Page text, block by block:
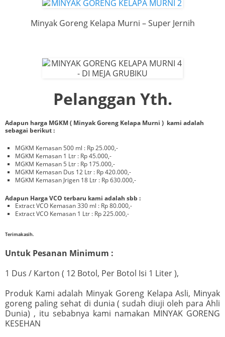
Minyak Goreng Kelapa Murni – Super Jernih
Pelanggan Yth.
Adapun harga MGKM ( Minyak Goreng Kelapa Murni ) kami adalah
sebagai berikut :
MGKM Kemasan 500 ml : Rp 25.000,-
MGKM Kemasan 1 Ltr : Rp 45.000,-
MGKM Kemasan 5 Ltr : Rp 175.000,-
MGKM Kemasan Dus 12 Ltr : Rp 420.000,-
MGKM Kemasan Jrigen 18 Ltr : Rp 630.000,-
Adapun Harga VCO terbaru kami adalah sbb :
Extract VCO Kemasan 330 ml : Rp 80.000,-
Extract VCO Kemasan 1 Ltr : Rp 225.000,-
Terimakasih.
Untuk Pesanan Minimum :
1 Dus / Karton ( 12 Botol, Per Botol Isi 1 Liter ),
Produk Kami adalah Minyak Goreng Kelapa Asli, Minyak
goreng paling sehat di dunia ( sudah diuji oleh para Ahli
Dunia) , itu sebabnya kami namakan MINYAK GORENG
KESEHAN